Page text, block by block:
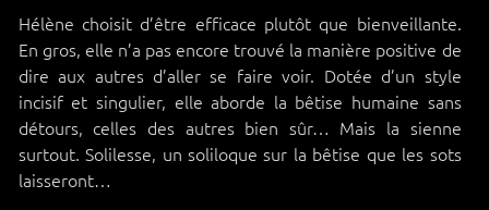
Hélène choisit d’être efficace plutôt que bienveillante.
En gros, elle n’a pas encore trouvé la manière positive de
dire aux autres d’aller se faire voir. Dotée d’un style
incisif et singulier, elle aborde la bêtise humaine sans
détours, celles des autres bien sûr… Mais la sienne
surtout. Solilesse, un soliloque sur la bêtise que les sots
laisseront…